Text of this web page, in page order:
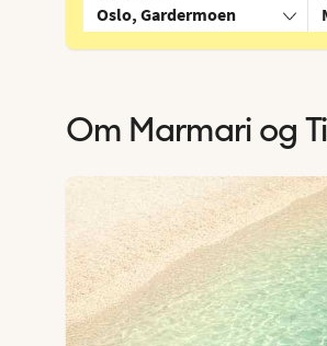
Oslo, Gardermoen
Om Marmari og